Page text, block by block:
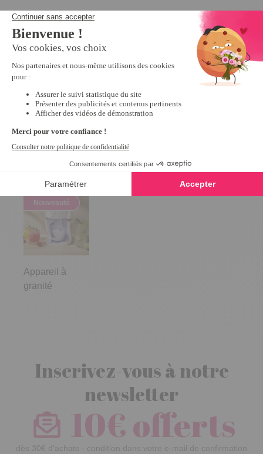
Presse-agrumes électrique
5
34,99 €
Voir la vidéo
Machine à café et
64,99 €
Derniers articles consultés
Nouveauté
Appareil à
granité
Inscrivez-vous à notre
newsletter
10€ offerts
dès 30€ d’achats - condition dans votre e-mail de confirmation